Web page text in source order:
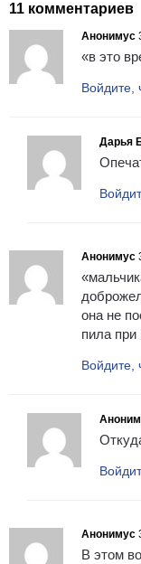
11 комментариев
Анонимус
«в это
Войдите,
Дарья
Анонимус
она не
пила
Войдите,
Анонимус
В этом